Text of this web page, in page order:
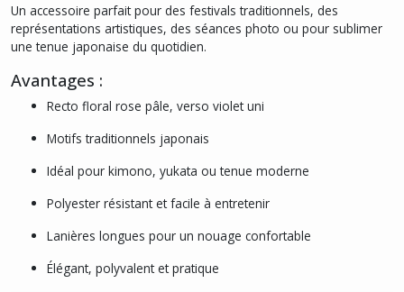
Un accessoire parfait pour des festivals traditionnels, des
représentations artistiques, des séances photo ou pour sublimer
une tenue japonaise du quotidien.
Avantages :
Recto floral rose pâle, verso violet uni
Motifs traditionnels japonais
Idéal pour kimono, yukata ou tenue moderne
Polyester résistant et facile à entretenir
Lanières longues pour un nouage confortable
Élégant, polyvalent et pratique